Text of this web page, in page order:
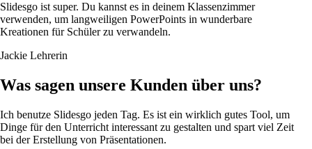
Slidesgo ist super. Du kannst es in deinem Klassenzimmer
verwenden, um langweiligen PowerPoints in wunderbare
Kreationen für Schüler zu verwandeln.
Jackie Lehrerin
Was sagen unsere Kunden über uns?
Ich benutze Slidesgo jeden Tag. Es ist ein wirklich gutes Tool, um
Dinge für den Unterricht interessant zu gestalten und spart viel Zeit
bei der Erstellung von Präsentationen.